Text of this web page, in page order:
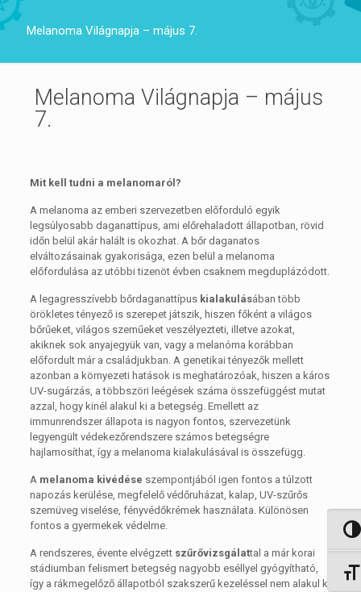
Melanoma Világnapja – május 7.
Melanoma Világnapja – május
7.
Mit kell tudni a melanomaról?
A melanoma az emberi szervezetben előforduló egyik
legsúlyosabb daganattípus, ami előrehaladott állapotban, rövid
időn belül akár halált is okozhat. A bőr daganatos
elváltozásainak gyakorisága, ezen belül a melanoma
előfordulása az utóbbi tizenöt évben csaknem megduplázódott.
A legagresszívebb bőrdaganattípus kialakulásában több
örökletes tényező is szerepet játszik, hiszen főként a világos
bőrűeket, világos szeműeket veszélyezteti, illetve azokat,
akiknek sok anyajegyük van, vagy a melanóma korábban
előfordult már a családjukban. A genetikai tényezők mellett
azonban a környezeti hatások is meghatározóak, hiszen a káros
UV-sugárzás, a többszöri leégések száma összefüggést mutat
azzal, hogy kinél alakul ki a betegség. Emellett az
immunrendszer állapota is nagyon fontos, szervezetünk
legyengült védekezőrendszere számos betegségre
hajlamosíthat, így a melanoma kialakulásával is összefügg.
A melanoma kivédése szempontjából igen fontos a túlzott
napozás kerülése, megfelelő védőruházat, kalap, UV-szűrős
szemüveg viselése, fényvédőkrémek használata. Különösen
fontos a gyermekek védelme.
A rendszeres, évente elvégzett szűrővizsgálattal a már korai
stádiumban felismert betegség nagyobb eséllyel gyógyítható,
így a rákmegelőző állapotból szakszerű kezeléssel nem alakul ki